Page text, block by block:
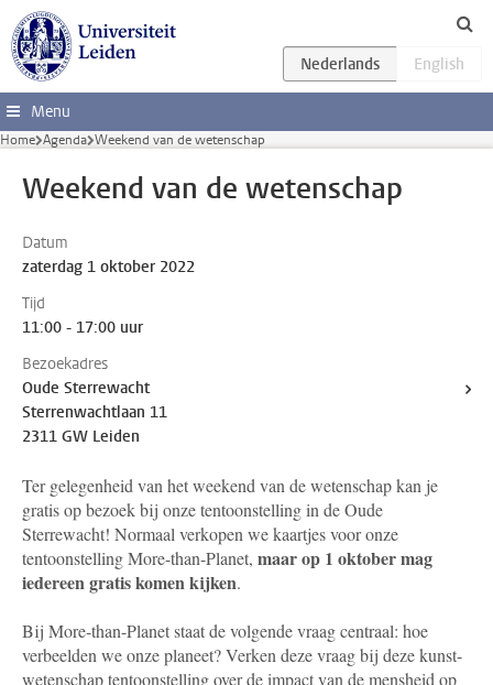
Ga direct naar de inhoud
Menu
Home Agenda Weekend van de wetenschap
Weekend van de wetenschap
Datum
zaterdag 1 oktober 2022
Tijd
11:00 - 17:00 uur
Bezoekadres
Oude Sterrewacht
Sterrenwachtlaan 11
2311 GW Leiden
Ter gelegenheid van het weekend van de wetenschap kan je
gratis op bezoek bij onze tentoonstelling in de Oude
Sterrewacht! Normaal verkopen we kaartjes voor onze
tentoonstelling More-than-Planet, maar op 1 oktober mag
iedereen gratis komen kijken.
Bij More-than-Planet staat de volgende vraag centraal: hoe
verbeelden we onze planeet? Verken deze vraag bij deze kunst-
wetenschap tentoonstelling over de impact van de mensheid op